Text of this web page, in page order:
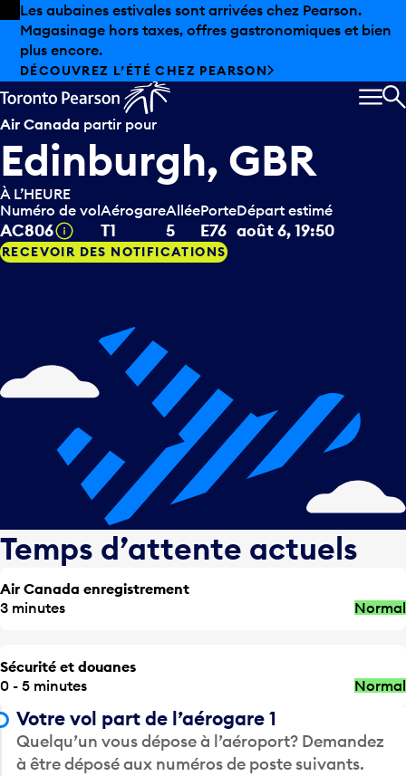
Skip to offers
Passer au contenu principal
Les aubaines estivales sont arrivées chez Pearson.
Magasinage hors taxes, offres gastronomiques et bien
plus encore.
DÉCOUVREZ L’ÉTÉ CHEZ PEARSON
Air Canada partir pour
Edinburgh, GBR
À L’HEURE
Numéro de vol
AC806 Infobulle
Aérogare
T1
Allée
5
Porte
E76
Départ estimé
août 6, 19:50
RECEVOIR DES NOTIFICATIONS
Temps d’attente actuels
Air Canada enregistrement
3 minutes
Normal
Sécurité et douanes
0 - 5 minutes
Normal
Votre vol part de l’aérogare 1
Quelqu’un vous dépose à l’aéroport? Demandez
à être déposé aux numéros de poste suivants.